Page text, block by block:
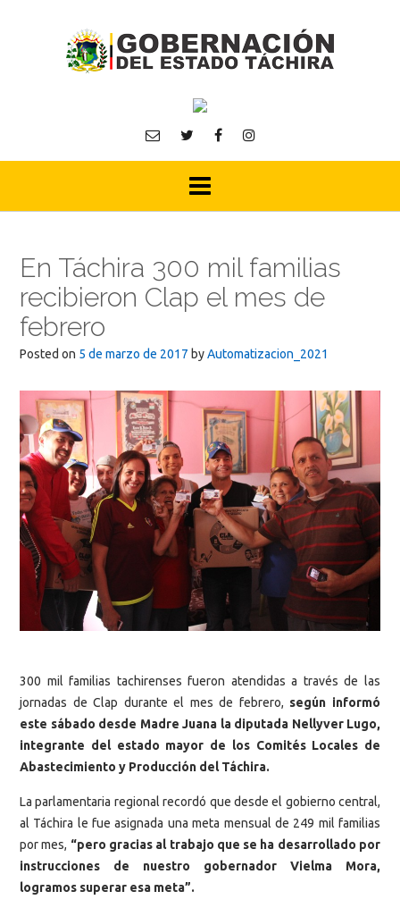
En Táchira 300 mil familias
recibieron Clap el mes de
febrero
Posted on 5 de marzo de 2017 byAutomatizacion_2021
300 mil familias tachirenses fueron atendidas a través de las
jornadas de Clap durante el mes de febrero, según informó
este sábado desde Madre Juana la diputada Nellyver Lugo,
integrante del estado mayor de los Comités Locales de
Abastecimiento y Producción del Táchira.
La parlamentaria regional recordó que desde el gobierno central,
al Táchira le fue asignada una meta mensual de 249 mil familias
por mes, “pero gracias al trabajo que se ha desarrollado por
instrucciones de nuestro gobernador Vielma Mora,
logramos superar esa meta”.